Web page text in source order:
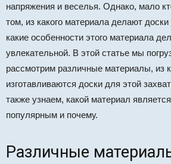
напряжения и веселья. Однако, мало
том, из какого материала делают
какие особенности этого материала
увлекательной. В этой статье мы
рассмотрим различные материалы, из
изготавливаются доски для этой
также узнаем, какой материал
популярным и почему.
Различные